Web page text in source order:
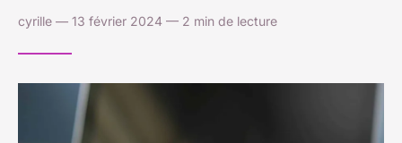
cyrille — 13 février 2024 — 2 min de lecture